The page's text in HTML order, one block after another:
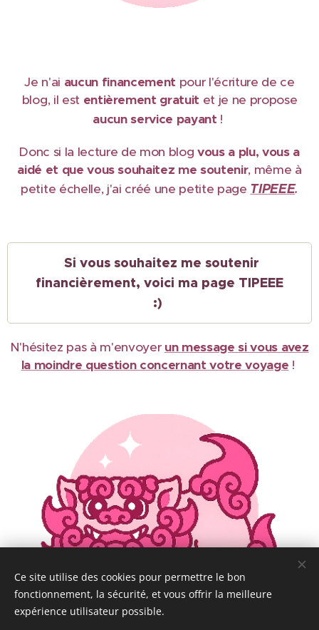
Je n'ai aucun financement pour l'écriture de ce
blog, il est entièrement gratuit et je ne propose
aucun service payant !
Donc si la lecture de mon blogvous a plu, vous a
aidé et que vous souhaitez me soutenir, même à
petite échelle, j'ai créé une petite page TIPEEE.
Si vous souhaitez me soutenir
financièrement, voici ma page TIPEEE
:)
N'hésitez pas à m'envoyer un message si vous avez
la moindre question concernant votre voyage !
Ce site utilise des cookies pour permettre le bon
fonctionnement, la sécurité, et vous offrir la meilleure
expérience utilisateur possible.